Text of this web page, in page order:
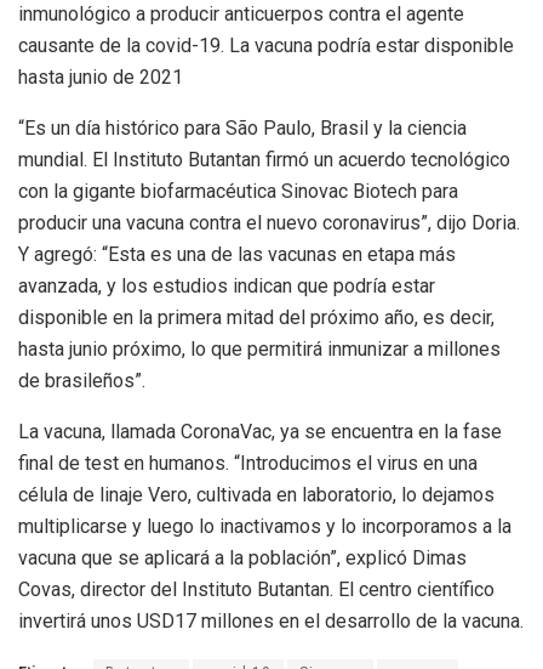
inmunológico a producir anticuerpos contra el agente
causante de la covid-19. La vacuna podría estar disponible
hasta junio de 2021
“Es un día histórico para São Paulo, Brasil y la ciencia
mundial. El Instituto Butantan firmó un acuerdo tecnológico
con la gigante biofarmacéutica Sinovac Biotech para
producir una vacuna contra el nuevo coronavirus”, dijo Doria.
Y agregó: “Esta es una de las vacunas en etapa más
avanzada, y los estudios indican que podría estar
disponible en la primera mitad del próximo año, es decir,
hasta junio próximo, lo que permitirá inmunizar a millones
de brasileños”.
La vacuna, llamada CoronaVac, ya se encuentra en la fase
final de test en humanos. “Introducimos el virus en una
célula de linaje Vero, cultivada en laboratorio, lo dejamos
multiplicarse y luego lo inactivamos y lo incorporamos a la
vacuna que se aplicará a la población”, explicó Dimas
Covas, director del Instituto Butantan. El centro científico
invertirá unos USD17 millones en el desarrollo de la vacuna.